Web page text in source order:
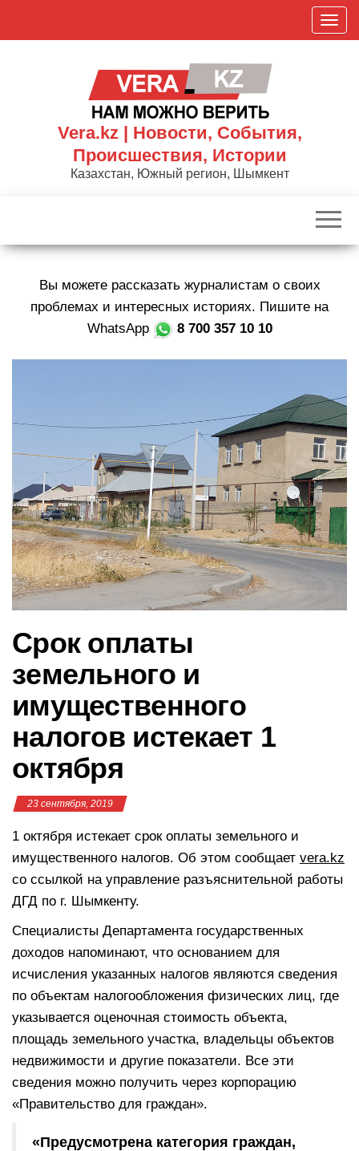
П
о
к
р
г
а
и
ю
Vera.kz | Новости, События,
Происшествия, Истории
Казахстан, Южный регион, Шымкент
Вы можете рассказать журналистам о своих
проблемах и интересных историях. Пишите на
WhatsApp
8 700 357 10 10
Срок оплаты
земельного и
имущественного
налогов истекает 1
октября
23 сентября, 2019
1 октября истекает срок оплаты земельного и
имущественного налогов. Об этом сообщает vera.kz
со ссылкой на управление разъяснительной работы
ДГД по г. Шымкенту.
Специалисты Департамента государственных
доходов напоминают, что основанием для
исчисления указанных налогов являются сведения
по объектам налогообложения физических лиц, где
указывается оценочная стоимость объекта,
площадь земельного участка, владельцы объектов
недвижимости и другие показатели. Все эти
сведения можно получить через корпорацию
«Правительство для граждан».
«Предусмотрена категория граждан,